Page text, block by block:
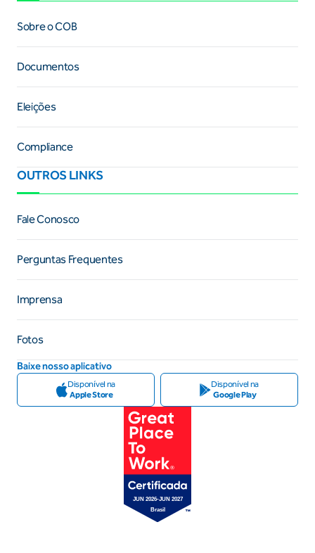
Sobre o COB
Documentos
Eleições
Compliance
OUTROS LINKS
Fale Conosco
Perguntas Frequentes
Imprensa
Fotos
Baixe nosso aplicativo
Disponível na
Apple Store
Disponível na
Google Play